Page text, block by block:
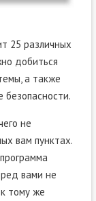
25 различных
добиться
а также
безопасности.
не
вам пунктах.
вами не
тому же